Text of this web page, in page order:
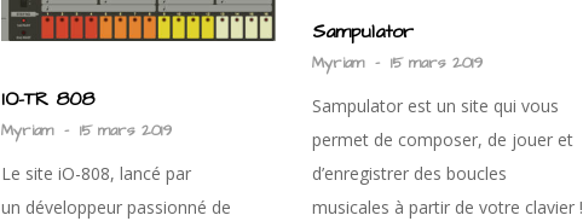
Sampulator
Myriam - 15 mars 2019
Sampulator est un site qui vous
permet de composer, de jouer et
d’enregistrer des boucles
musicales à partir de votre clavier !
IO-TR 808
Myriam - 15 mars 2019
Le site iO-808, lancé par
un développeur passionné de